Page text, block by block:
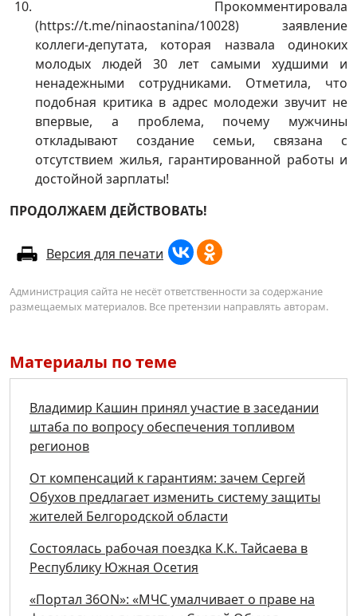
Прокомментировала
(https://t.me/ninaostanina/10028) заявление
коллеги-депутата, которая назвала одиноких
молодых людей 30 лет самыми худшими и
ненадежными сотрудниками. Отметила, что
подобная критика в адрес молодежи звучит не
впервые, а проблема, почему мужчины
откладывают создание семьи, связана с
отсутствием жилья, гарантированной работы и
достойной зарплаты!
ПРОДОЛЖАЕМ ДЕЙСТВОВАТЬ!
Версия для печати
Администрация сайта не несёт ответственности за содержание
размещаемых материалов. Все претензии направлять авторам.
Материалы по теме
Владимир Кашин принял участие в заседании
штаба по вопросу обеспечения топливом
регионов
От компенсаций к гарантиям: зачем Сергей
Обухов предлагает изменить систему защиты
жителей Белгородской области
Состоялась рабочая поездка К.К. Тайсаева в
Республику Южная Осетия
«Портал 36ON»: «МЧС умалчивает о праве на